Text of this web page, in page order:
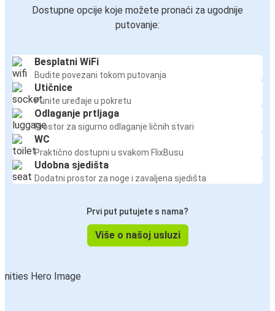
Dostupne opcije koje možete pronaći za ugodnije
putovanje:
Besplatni WiFi
Budite povezani tokom putovanja
Utičnice
Punite uređaje u pokretu
Odlaganje prtljaga
Prostor za sigurno odlaganje ličnih stvari
WC
Praktično dostupni u svakom FlixBusu
Udobna sjedišta
Dodatni prostor za noge i zavaljena sjedišta
Prvi put putujete s nama?
Više o našoj usluzi